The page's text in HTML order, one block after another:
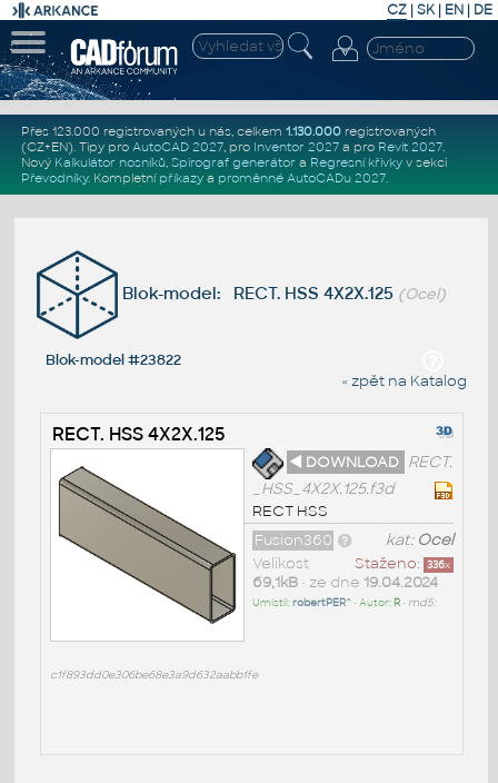
CZ | SK| EN | DE
Přes 123.000 registrovaných u nás, celkem 1.130.000registrovaných
(CZ+EN). Tipy pro AutoCAD 2027, pro Inventor 2027a pro Revit 2027.
Nový Kalkulátor nosníků, Spirograf generátor a Regresní křivkyv sekci
Převodníky. Kompletní příkazya proměnné AutoCADu 2027.
Blok-model: RECT. HSS 4X2X.125 (Ocel)
Blok-model #23822
« zpět na Katalog
RECT. HSS 4X2X.125
◄ DOWNLOAD RECT.
_HSS_4X2X.125.f3d
RECT HSS
kat: Ocel
Fusion360
Staženo: 336x
Velikost
69,1kB• ze dne 19.04.2024
Umístil:robertPER^ • Autor: R• md5:
c1f893dd0e306be68e3a9d632aabb1fe